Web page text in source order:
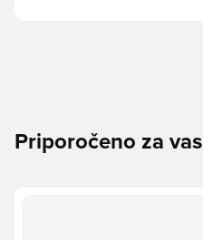
Priporočeno za vas